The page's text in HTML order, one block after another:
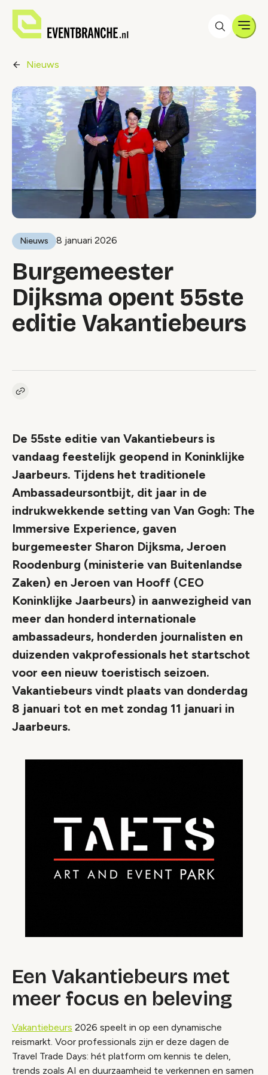
Nieuws
Nieuws 8 januari 2026
Burgemeester
Dijksma opent 55ste
editie Vakantiebeurs
Kopieer link naar artikel
De 55ste editie van Vakantiebeurs is
vandaag feestelijk geopend in Koninklijke
Jaarbeurs. Tijdens het traditionele
Ambassadeursontbijt, dit jaar in de
indrukwekkende setting van Van Gogh: The
Immersive Experience, gaven
burgemeester Sharon Dijksma, Jeroen
Roodenburg (ministerie van Buitenlandse
Zaken) en Jeroen van Hooff (CEO
Koninklijke Jaarbeurs) in aanwezigheid van
meer dan honderd internationale
ambassadeurs, honderden journalisten en
duizenden vakprofessionals het startschot
voor een nieuw toeristisch seizoen.
Vakantiebeurs vindt plaats van donderdag
8 januari tot en met zondag 11 januari in
Jaarbeurs.
Een Vakantiebeurs met
meer focus en beleving
Vakantiebeurs 2026 speelt in op een dynamische
reismarkt. Voor professionals zijn er deze dagen de
Travel Trade Days: hét platform om kennis te delen,
trends zoals AI en duurzaamheid te verkennen en samen